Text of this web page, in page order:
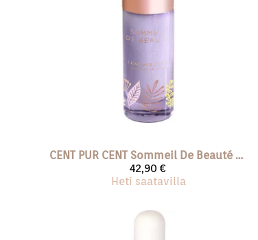
CENT PUR CENT
Sommeil De Beauté - Yöseerumi
42,90 €
Heti saatavilla